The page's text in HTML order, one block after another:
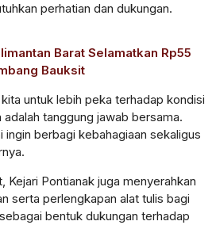
perhatian dan dukungan.
Barat Selamatkan Rp55
Bauksit
untuk lebih peka terhadap kondisi
tanggung jawab bersama.
ingin berbagi kebahagiaan sekaligus
Kejari Pontianak juga menyerahkan
serta perlengkapan alat tulis bagi
bentuk dukungan terhadap